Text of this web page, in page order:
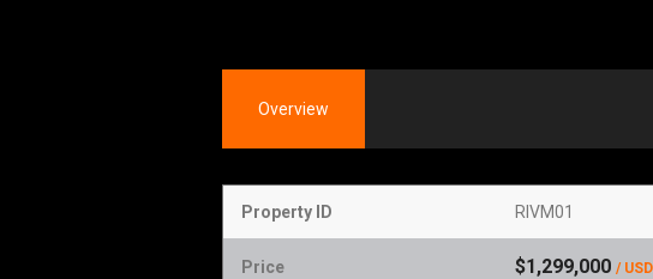
Overview
Property ID RIVM01
Price $1,299,000 / USD